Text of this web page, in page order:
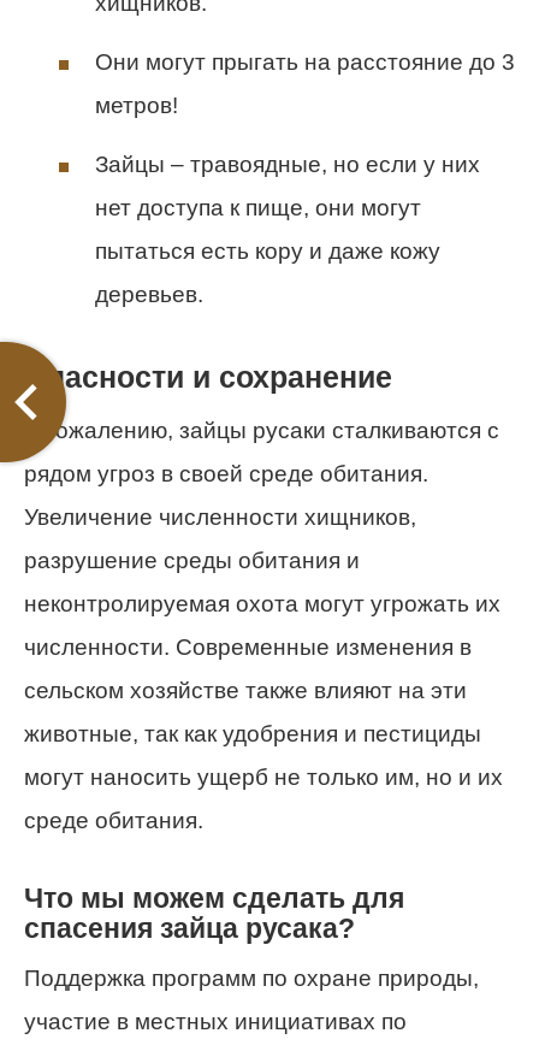
Они могут прыгать на расстояние до 3
метров!
Зайцы – травоядные, но если у них
нет доступа к пище, они могут
пытаться есть кору и даже кожу
деревьев.
Опасности и сохранение
К сожалению, зайцы русаки сталкиваются с
рядом угроз в своей среде обитания.
Увеличение численности хищников,
разрушение среды обитания и
неконтролируемая охота могут угрожать их
численности. Современные изменения в
сельском хозяйстве также влияют на эти
животные, так как удобрения и пестициды
могут наносить ущерб не только им, но и их
среде обитания.
Что мы можем сделать для
спасения зайца русака?
Поддержка программ по охране природы,
участие в местных инициативах по